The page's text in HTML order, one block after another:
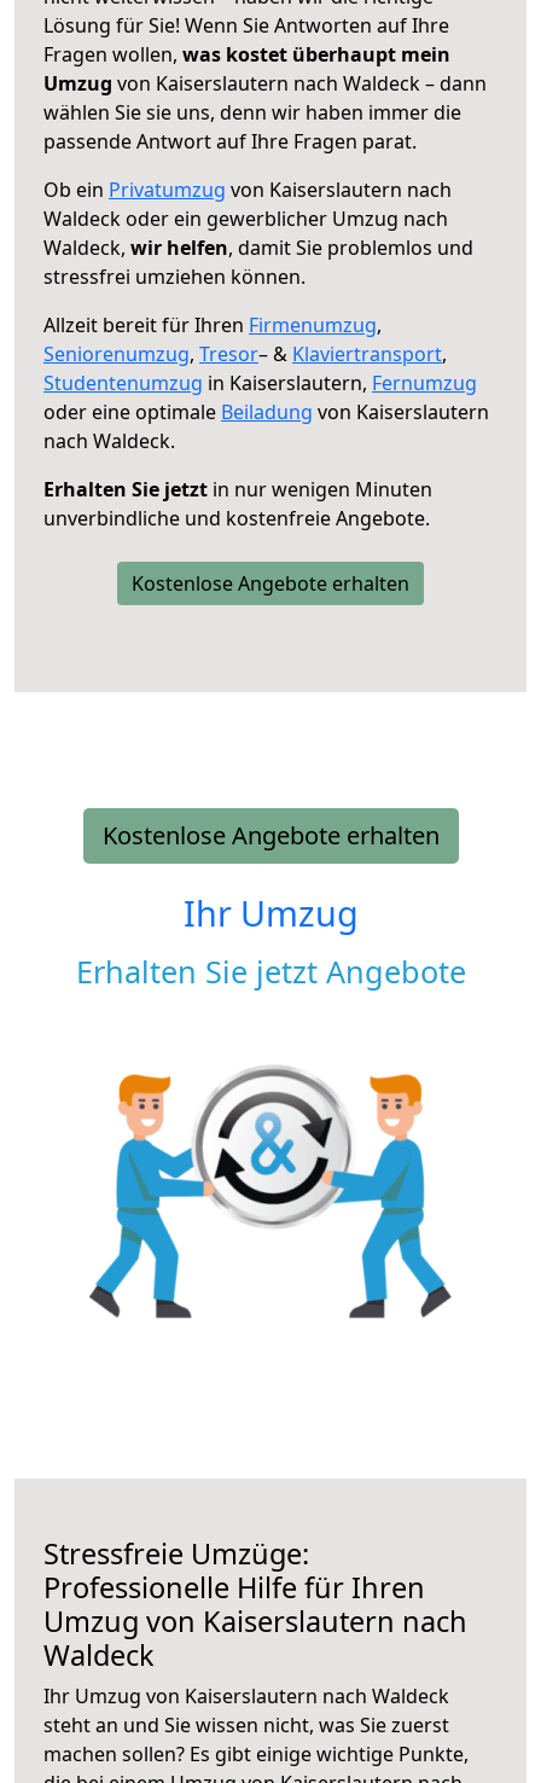
Lösung für Sie! Wenn Sie Antworten auf Ihre
Fragen wollen, was kostet überhaupt mein
Umzug von Kaiserslautern nach Waldeck – dann
wählen Sie sie uns, denn wir haben immer die
passende Antwort auf Ihre Fragen parat.
Ob ein Privatumzug von Kaiserslautern nach
Waldeck oder ein gewerblicher Umzug nach
Waldeck, wir helfen, damit Sie problemlos und
stressfrei umziehen können.
Allzeit bereit für Ihren Firmenumzug,
Seniorenumzug, Tresor– & Klaviertransport,
Studentenumzug in Kaiserslautern, Fernumzug
oder eine optimale Beiladung von Kaiserslautern
nach Waldeck.
Erhalten Sie jetzt in nur wenigen Minuten
unverbindliche und kostenfreie Angebote.
Kostenlose Angebote erhalten
Kostenlose Angebote erhalten
Ihr Umzug
Erhalten Sie jetzt Angebote
Stressfreie Umzüge:
Professionelle Hilfe für Ihren
Umzug von Kaiserslautern nach
Waldeck
Ihr Umzug von Kaiserslautern nach Waldeck
steht an und Sie wissen nicht, was Sie zuerst
machen sollen? Es gibt einige wichtige Punkte,